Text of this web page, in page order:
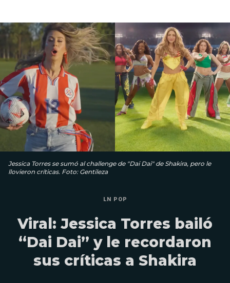
Jessica Torres se sumó al challenge de "Dai Dai" de Shakira, pero le
llovieron críticas. Foto: Gentileza
LN POP
Viral: Jessica Torres bailó
“Dai Dai” y le recordaron
sus críticas a Shakira